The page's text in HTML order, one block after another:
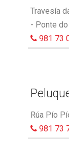
Travesía
- Ponte
981 73
Rúa Pío
981 73